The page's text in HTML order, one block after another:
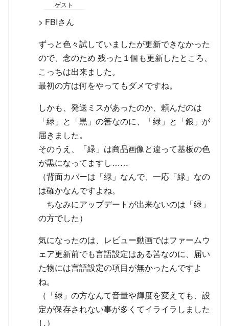
ゲスト
> FBIさん
ずっと色々試していましたが更新できなかった
ので、念のため 残った１個も更新したところ、
こっちは出来ました。
最初の方は何をやってもダメですね。
しかも、発送ミスがあったのか、頼んだのは
「緑」と「黒」の筈なのに、「緑」と「銀」が
届きました。
そのうえ、「緑」は商品画像と違って基板の色
が黒になってますし……
（背面カバーは「緑」なんで、一応「緑」なの
は確かなんですよね。
ちなみにアップデートが出来ないのは「緑」
の方でした）
気になったのは、レビュー動画ではファームウ
ェア更新前でも言語設定はある筈なのに、届い
た物には言語設定の項目が無かったんですよ
ね。
（「緑」の方なんて音量や輝度を変えても、設
定が保存されない事が多くてイライラしました
し）